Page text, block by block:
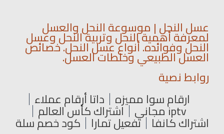
عسل النحل | موسوعة النحل والعسل
لمعرفة أهمية النحل وتربية النحل وعسل
النحل وفوائده. أنواع عسل النحل. خصائص
العسل الطبيعي وخلطات العسل.
روابط نصية
ارقام سوا مميزه داتا أرقام عملاء
iptv مجاني اشتراك كأس العالم
اشتراك كانفا تفعيل تمارا كود خصم سلة